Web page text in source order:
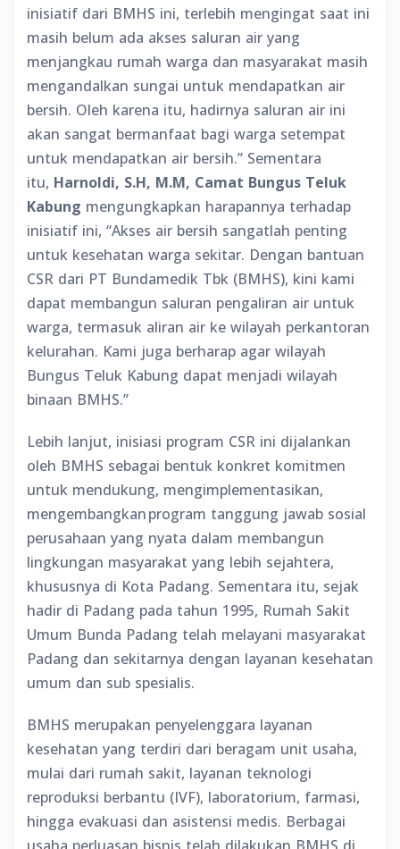
inisiatif dari BMHS ini, terlebih mengingat saat ini
masih belum ada akses saluran air yang
menjangkau rumah warga dan masyarakat masih
mengandalkan sungai untuk mendapatkan air
bersih. Oleh karena itu, hadirnya saluran air ini
akan sangat bermanfaat bagi warga setempat
untuk mendapatkan air bersih.” Sementara
itu, Harnoldi, S.H, M.M, Camat Bungus Teluk
Kabung mengungkapkan harapannya terhadap
inisiatif ini, “Akses air bersih sangatlah penting
untuk kesehatan warga sekitar. Dengan bantuan
CSR dari PT Bundamedik Tbk (BMHS), kini kami
dapat membangun saluran pengaliran air untuk
warga, termasuk aliran air ke wilayah perkantoran
kelurahan. Kami juga berharap agar wilayah
Bungus Teluk Kabung dapat menjadi wilayah
binaan BMHS.”
Lebih lanjut, inisiasi program CSR ini dijalankan
oleh BMHS sebagai bentuk konkret komitmen
untuk mendukung, mengimplementasikan,
mengembangkan program tanggung jawab sosial
perusahaan yang nyata dalam membangun
lingkungan masyarakat yang lebih sejahtera,
khususnya di Kota Padang. Sementara itu, sejak
hadir di Padang pada tahun 1995, Rumah Sakit
Umum Bunda Padang telah melayani masyarakat
Padang dan sekitarnya dengan layanan kesehatan
umum dan sub spesialis.
BMHS merupakan penyelenggara layanan
kesehatan yang terdiri dari beragam unit usaha,
mulai dari rumah sakit, layanan teknologi
reproduksi berbantu (IVF), laboratorium, farmasi,
hingga evakuasi dan asistensi medis. Berbagai